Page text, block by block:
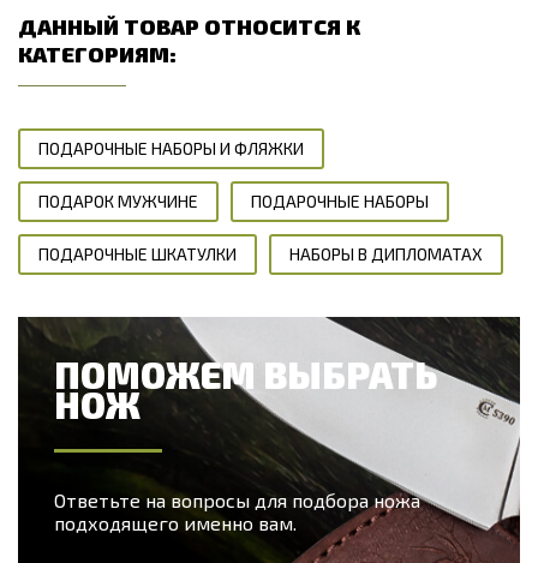
ДАННЫЙ ТОВАР ОТНОСИТСЯ К
КАТЕГОРИЯМ:
ПОДАРОЧНЫЕ НАБОРЫ И ФЛЯЖКИ
ПОДАРОК МУЖЧИНЕ ПОДАРОЧНЫЕ НАБОРЫ
ПОДАРОЧНЫЕ ШКАТУЛКИ НАБОРЫ В ДИПЛОМАТАХ
ПОМОЖЕМ ВЫБРАТЬ
НОЖ
Ответьте на вопросы для подбора ножа
подходящего именно вам.